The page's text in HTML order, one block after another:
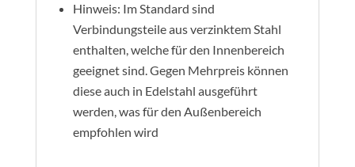
Hinweis: Im Standard sind
Verbindungsteile aus verzinktem Stahl
enthalten, welche für den Innenbereich
geeignet sind. Gegen Mehrpreis können
diese auch in Edelstahl ausgeführt
werden, was für den Außenbereich
empfohlen wird